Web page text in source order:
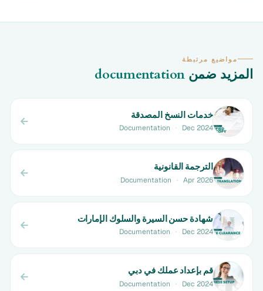
مواضيع مرتبطة
المزيد ضمنdocumentation
خدمات النسخ المصدقة
Documentation · Dec 2024
الترجمة القانونية
Documentation · Apr 2026
شهادة حسن السيرة والسلوك الإمارات
Documentation · Dec 2024
قم بإعداد عملك في دبي
Documentation · Dec 2024